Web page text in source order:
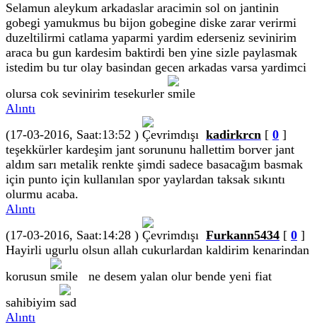
Selamun aleykum arkadaslar aracimin sol on jantinin
gobegi yamukmus bu bijon gobegine diske zarar verirmi
duzeltilirmi catlama yaparmi yardim ederseniz sevinirim
araca bu gun kardesim baktirdi ben yine sizle paylasmak
istedim bu tur olay basindan gecen arkadas varsa yardimci
olursa cok sevinirim tesekurler
Alıntı
(17-03-2016, Saat:13:52 )
kadirkrcn [ 0 ]
teşekkürler kardeşim jant sorununu hallettim borver jant
aldım sarı metalik renkte şimdi sadece basacağım basmak
için punto için kullanılan spor yaylardan taksak sıkıntı
olurmu acaba.
Alıntı
(17-03-2016, Saat:14:28 )
Furkann5434 [ 0 ]
Hayirli ugurlu olsun allah cukurlardan kaldirim kenarindan
korusun
ne desem yalan olur bende yeni fiat
sahibiyim
Alıntı